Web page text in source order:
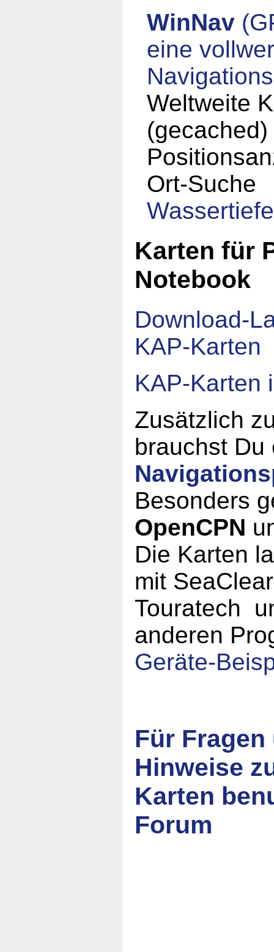
WinNav
eine
Weltweite
(gecached)
Ort-Suche
Karten für
Notebook
Download-
KAP-Karten
KAP-Karten
Zusätzlich
brauchst Du
Besonders
OpenCPN
Die Karten
mit
Touratech
anderen
Geräte-
Für Fragen
Hinweise
Karten
Forum